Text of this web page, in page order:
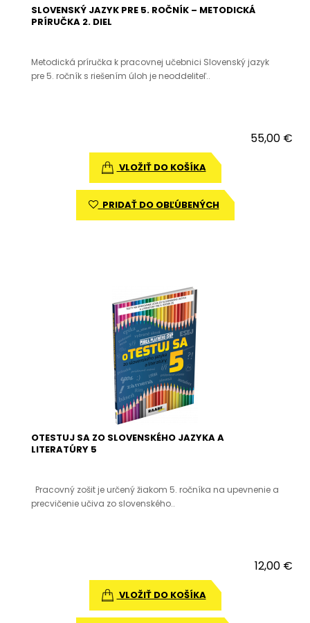
SLOVENSKÝ JAZYK PRE 5. ROČNÍK – METODICKÁ
PRÍRUČKA 2. DIEL
Metodická príručka k pracovnej učebnici Slovenský jazyk
pre 5. ročník s riešením úloh je neoddeliteľ..
55,00 €
VLOŽIŤ DO KOŠÍKA
PRIDAŤ DO OBĽÚBENÝCH
OTESTUJ SA ZO SLOVENSKÉHO JAZYKA A
LITERATÚRY 5
Pracovný zošit je určený žiakom 5. ročníka na upevnenie a
precvičenie učiva zo slovenského..
12,00 €
VLOŽIŤ DO KOŠÍKA